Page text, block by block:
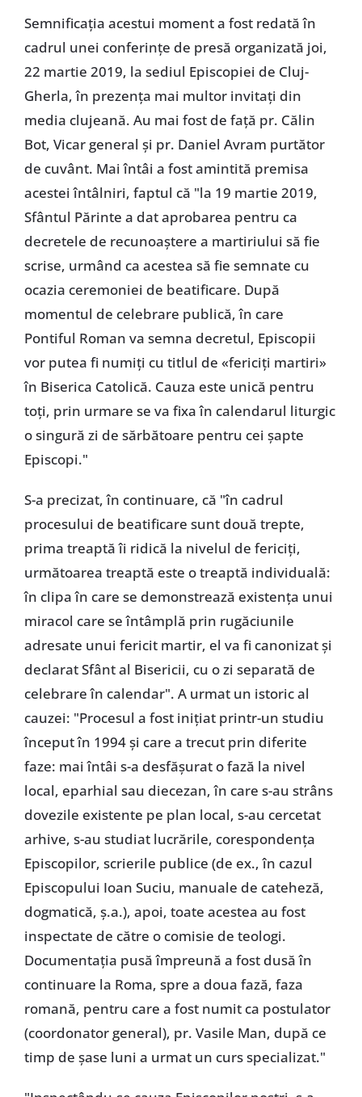
Semnificația acestui moment a fost redată în
cadrul unei conferințe de presă organizată joi,
22 martie 2019, la sediul Episcopiei de Cluj-
Gherla, în prezența mai multor invitați din
media clujeană. Au mai fost de față pr. Călin
Bot, Vicar general și pr. Daniel Avram purtător
de cuvânt. Mai întâi a fost amintită premisa
acestei întâlniri, faptul că "la 19 martie 2019,
Sfântul Părinte a dat aprobarea pentru ca
decretele de recunoaștere a martiriului să fie
scrise, urmând ca acestea să fie semnate cu
ocazia ceremoniei de beatificare. După
momentul de celebrare publică, în care
Pontiful Roman va semna decretul, Episcopii
vor putea fi numiți cu titlul de «fericiți martiri»
în Biserica Catolică. Cauza este unică pentru
toți, prin urmare se va fixa în calendarul liturgic
o singură zi de sărbătoare pentru cei șapte
Episcopi."
S-a precizat, în continuare, că "în cadrul
procesului de beatificare sunt două trepte,
prima treaptă îi ridică la nivelul de fericiți,
următoarea treaptă este o treaptă individuală:
în clipa în care se demonstrează existența unui
miracol care se întâmplă prin rugăciunile
adresate unui fericit martir, el va fi canonizat și
declarat Sfânt al Bisericii, cu o zi separată de
celebrare în calendar". A urmat un istoric al
cauzei: "Procesul a fost inițiat printr-un studiu
început în 1994 și care a trecut prin diferite
faze: mai întâi s-a desfășurat o fază la nivel
local, eparhial sau diecezan, în care s-au strâns
dovezile existente pe plan local, s-au cercetat
arhive, s-au studiat lucrările, corespondența
Episcopilor, scrierile publice (de ex., în cazul
Episcopului Ioan Suciu, manuale de cateheză,
dogmatică, ș.a.), apoi, toate acestea au fost
inspectate de către o comisie de teologi.
Documentația pusă împreună a fost dusă în
continuare la Roma, spre a doua fază, faza
romană, pentru care a fost numit ca postulator
(coordonator general), pr. Vasile Man, după ce
timp de șase luni a urmat un curs specializat."